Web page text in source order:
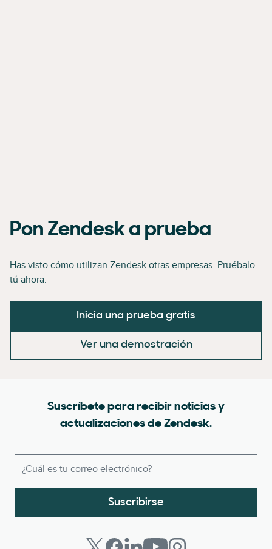
Pon Zendesk a prueba
Has visto cómo utilizan Zendesk otras empresas. Pruébalo
tú ahora.
Inicia una prueba gratis
Ver una demostración
Suscríbete para recibir noticias y
actualizaciones de Zendesk.
Suscribirse